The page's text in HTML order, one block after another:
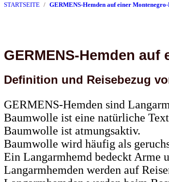
STARTSEITE GERMENS-Hemden auf einer Montenegro-
GERMENS-Hemden
Definition und Reisebezug
GERMENS-Hemden sind
Baumwolle ist eine natürliche
Baumwolle ist atmungsaktiv.
Baumwolle wird häufig als
Ein Langarmhemd bedeckt Arme
Langarmhemden werden auf